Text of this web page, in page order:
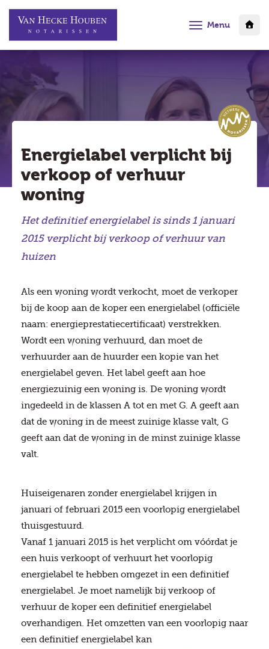
Menu
Energielabel verplicht bij
verkoop of verhuur
woning
Het definitief energielabel is sinds 1 januari
2015 verplicht bij verkoop of verhuur van
huizen
Als een woning wordt verkocht, moet de verkoper
bij de koop aan de koper een energielabel (officiële
naam: energieprestatiecertificaat) verstrekken.
Wordt een woning verhuurd, dan moet de
verhuurder aan de huurder een kopie van het
energielabel geven. Het label geeft aan hoe
energiezuinig een woning is. De woning wordt
ingedeeld in de klassen A tot en met G. A geeft aan
dat de woning in de meest zuinige klasse valt, G
geeft aan dat de woning in de minst zuinige klasse
valt.
Huiseigenaren zonder energielabel krijgen in
januari of februari 2015 een voorlopig energielabel
thuisgestuurd.
Vanaf 1 januari 2015 is het verplicht om vóórdat je
een huis verkoopt of verhuurt het voorlopig
energielabel te hebben omgezet in een definitief
energielabel. Je moet namelijk bij verkoop of
verhuur de koper een definitief energielabel
overhandigen. Het omzetten van een voorlopig naar
een definitief energielabel kan